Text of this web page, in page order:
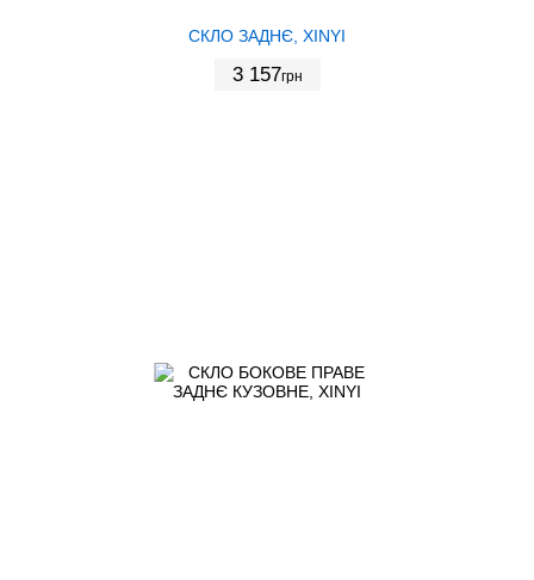
СКЛО ЗАДНЄ, XINYI
3 157грн